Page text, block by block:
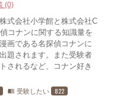
(0)
式会社小学館と株式会社C
コナンに関する知識量を
画である名探偵コナンに
題されます。また受験者
されるなど、コナン好き
menu_book 受験したい 822